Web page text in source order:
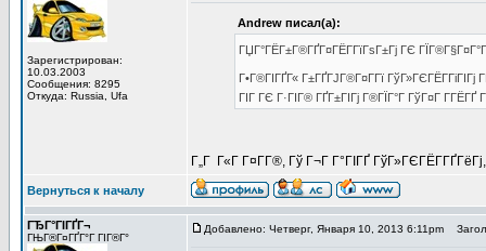
Зарегистрирован:
10.03.2003
Сообщения: 8295
Откуда: Russia, Ufa
Andrew писал(а):
ГЏГ°ГЁГ±Г®ГҐГ¤ГЁГ­ГїГѕГ±Гј ГЄ
Г•Г®ГІГҐГ« Г±ГҐГЈГ®Г¤Г­Гї
ГІГ ГЄ Г·ГІГ® ГҐГ±ГІГј Г®ГЇГ°Г ГўГ¤Г
Г„Г Г«Г Г¤Г­Г®, Гў Г¬Г Г°ГІГҐ
Вернуться к началу
ГЂГ°ГІГҐГ¬
ГЊГ®Г¤ГҐГ°Г ГІГ®Г°
Добавлено: Четверг, Января 10, 2013 6:11pm